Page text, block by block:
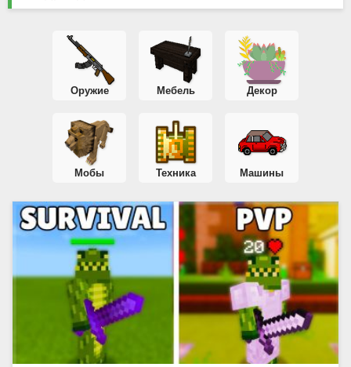
Оружие Мебель Декор
Мобы Техника Машины